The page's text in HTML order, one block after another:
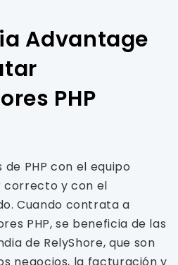
Advantage
PHP
PHP con el equipo
correcto y con el
Cuando contrata a
PHP, se beneficia de las
de RelyShore, que son